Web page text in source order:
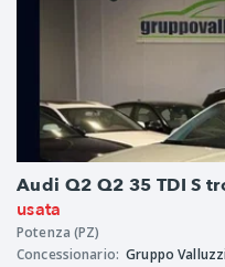
Audi Q2 Q2 35 TDI S
usata
Potenza (PZ)
Concessionario: Gruppo